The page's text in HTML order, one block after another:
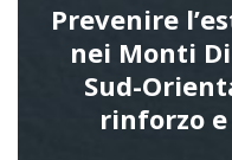
Prevenire
nei Monti
Sud-
rinforzo